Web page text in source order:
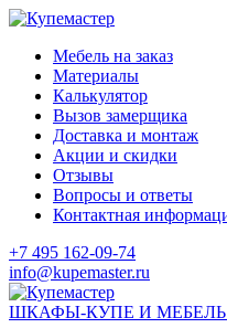
Мебель на заказ
Материалы
Калькулятор
Вызов замерщика
Доставка и монтаж
Акции и скидки
Отзывы
Вопросы и ответы
Контактная
+7 495 162-09-74
info@kupemaster.ru
ШКАФЫ-КУПЕ И МЕБЕЛЬ